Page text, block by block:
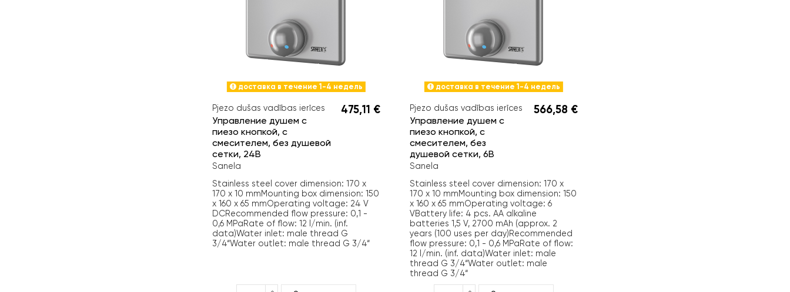
доставка в течение 1-4 недель
Pjezo dušas vadības ierīces
Управление душем с
пиезо кнопкой, с
смесителем, без душевой
сетки, 24В
Sanela
475,11 €
Stainless steel cover dimension: 170 x
170 x 10 mmMounting box dimension: 150
x 160 x 65 mmOperating voltage: 24 V
DCRecommended flow pressure: 0,1 -
0,6 MPaRate of flow: 12 l/min. (inf.
data)Water inlet: male thread G
3/4“Water outlet: male thread G 3/4“
доставка в течение 1-4 недель
Pjezo dušas vadības ierīces
Управление душем с
пиезо кнопкой, с
смесителем, без
душевой сетки, 6B
Sanela
566,58 €
Stainless steel cover dimension: 170 x
170 x 10 mmMounting box dimension: 150
x 160 x 65 mmOperating voltage: 6
VBattery life: 4 pcs. AA alkaline
batteries 1,5 V, 2700 mAh (approx. 2
years (100 uses per day)Recommended
flow pressure: 0,1 - 0,6 MPaRate of flow:
12 l/min. (inf. data)Water inlet: male
thread G 3/4“Water outlet: male
thread G 3/4“